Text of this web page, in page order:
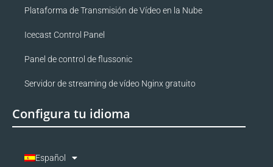
Plataforma de Transmisión de Vídeo en la Nube
Icecast Control Panel
Panel de control de flussonic
Servidor de streaming de vídeo Nginx gratuito
Configura tu idioma
Español